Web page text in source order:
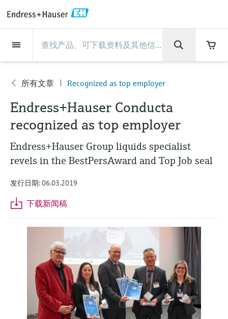
现场仪表
流量
物位测量
液体分析
温度测量
系统产品
Netilion IIoT
流量
电磁流量计
科里奥利质量流量计
超声波流量计
涡街流量计
Differential pressure flow
选购全部
物位测量
雷达物位测量
Vibronic point level detection
导波雷达物位测量
超声波物位测量
静压液位测量
Conductive level measurement
Float switch level measurement
放射线物位测量
液体分析
pH电极和变送器
电导率传感器和变送器
浊度传感器和变送器
氯传感器和变送器
实验室检测仪表和便携式pH计
全自动水质采样仪
TOC、COD和SAC分析仪
ORP电极和变送器
温度测量
温度变送器
工业温度计
保护套管
高温型温度计
紧凑型温度计
表面温度计
线缆式温度计
压力测量
绝压和表压测量
差压测量
选购全部
系统产品
数据管理仪&数据记录仪
过程测控仪
电源和安全栅
WirelessHART解决方案
设备配置用平板电脑
能量管理仪和应用管理仪
浪涌保护器
选购全部
光学分析
TDLAS和QF分析仪
拉曼光谱分析仪
排放监测解决方案
颗粒测量设备
过程气体分析仪
空气质量测量装置
烟雾探测器
视距测量仪
Netilion IIoT
Netilion Value
Netilion Health
Netilion Analytics
Netilion Library
Netilion Connect
Netilion Device Viewer
Netilion Water
服务产品
Project and commissioning services
技术支持服务
仪表维护
仪表性能优化服务
Project and commissioning
services
仪表调试服务
Industrial Project Management
Extended warranty
技术支持服务
远程技术支持
远程资产监控
Process Instrumentation Courses
仪表维护
验证服务
现场仪表校准服务
预防性维护服务
Repair of measuring instruments
仪表性能优化服务
校准报告分析
优化校准间隔时间
动态现场仪表评价和分析服务
行业应用
食品与饮料
水务和环境：保护 —— 节约 —— 提高
石油与天然气：促进能源转型，实
现净零目标
生命科学：创新技术助推卓越运营
化工：深化合作，助推可持续成功
采矿、矿物加工及冶金：打造可持
续的未来
公用工程：可靠使用蒸汽
支持
快速获取服务支持！
技术支持中心 —— Endress+Hauser提供全方
位服务，与您相伴前行
搜索和下载技术手册, 宣传资料, 出版物, 软
件更新, 视频, 证书等各类文件!
学习
学习中心
学习中心 - 探索Endress+Hauser学习平台上
的指导课程与资源，随时随地提升技能。
活动和培训
根据需要，从培训、研讨会、展会、峰会或
在线研讨会等各种活动中灵活选择。
公司
Endress+Hauser集团
生产中心
集团实力
客户案例
活动和培训
您的Endress+Hauser职业生涯
Endress+Hauser集团
公司概况
Asia Pacific
财务业绩
集团管理层
文化与价值观
可持续发展
关联公司
生产中心
物位和压力测量
Endress+Hauser流量
Endress+Hauser 液体分析
温度+系统产品
Endress+Hauser 光学分析
Endress+Hauser SICK
集团实力
过程安全性
网络安全性
过程自动化项目流程
My Endress+Hauser
需求
新闻与案例
新闻与案例总览
所有文章
新闻稿
事实速览
活动和培训
培训
研讨会
展览会
在线研讨会和回放
线下活动
查找市场活动及培训
您的Endress+Hauser职业生
涯
Explore open positions
在Endress+Hauser工作
更多工作机会
德国耶拿分析仪器公司的工作机会
IST创新传感器技术公司的工作机
Job opportunities at
Endress+Hauser SICK
司
所有文章 Recognized as top employer
Endress+Hauser Conducta
recognized as top employer
Endress+Hauser Group liquids specialist
revels in the BestPersAward and Top Job seal
发行日期: 06.03.2019
下载新闻稿